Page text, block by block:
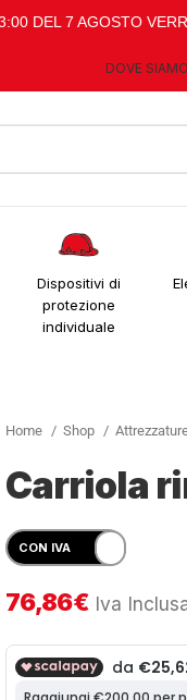
DEL 7 AGOSTO
DOVE SIAMO
Dispositivi di
protezione
individuale
Home Shop
Carriola
76,86€ Iva